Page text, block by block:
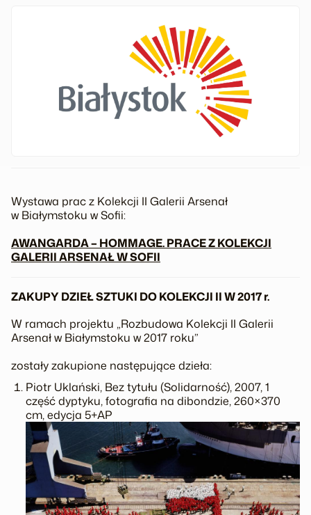
Wystawa prac z Kolekcji II Galerii Arsenał
w Białymstoku w Sofii:
AWANGARDA – HOMMAGE. PRACE Z KOLEKCJI
GALERII ARSENAŁ W SOFII
ZAKUPY DZIEŁ SZTUKI DOKOLEKCJI IIW 2017 r.
W ramach projektu „Rozbudowa Kolekcji II Galerii
Arsenał w Białymstoku w 2017 roku”
zostały zakupione następujące dzieła:
Piotr Uklański, Bez tytułu (Solidarność), 2007, 1
część dyptyku, fotografia na dibondzie, 260×370
cm, edycja 5+AP